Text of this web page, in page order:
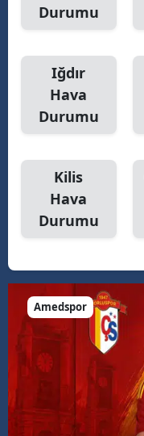
Durumu
Iğdır
Hava
Durumu
Kilis
Hava
Durumu
Amedspor